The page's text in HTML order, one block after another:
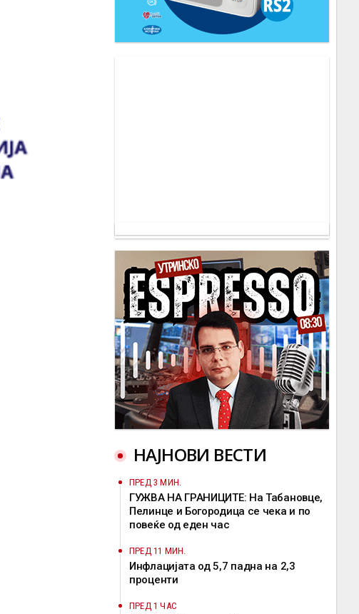
НАЈНОВИ ВЕСТИ
ПРЕД 3 МИН.
ГУЖВА НА ГРАНИЦИТЕ: На Табановце,
Пелинце и Богородица се чека и по
повеќе од еден час
ПРЕД 11 МИН.
Инфлацијата од 5,7 падна на 2,3
проценти
ПРЕД 1 ЧАС